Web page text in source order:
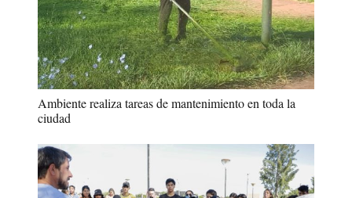
Ambiente realiza tareas de mantenimiento en toda la
ciudad